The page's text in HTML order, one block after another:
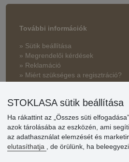
További információk
» Sütik beállítása
» Megrendelői kérdések
» Reklamáció
» Miért szükséges a regisztráció?
vásárlóinknak
» Súgó
Vásárlók
STOKLASA sütik beállítása
Ha rákattint az „Összes süti
azok tárolásába az eszközén, ami
az adathasználat elemzését és
elutasíthatja
, de örülünk, ha